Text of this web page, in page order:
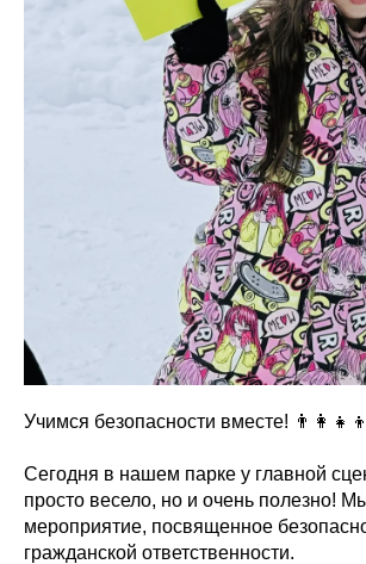
Учимся безопасности вместе!
Сегодня в нашем парке у главной
просто весело, но и очень полезно!
мероприятие, посвященное
гражданской ответственности.